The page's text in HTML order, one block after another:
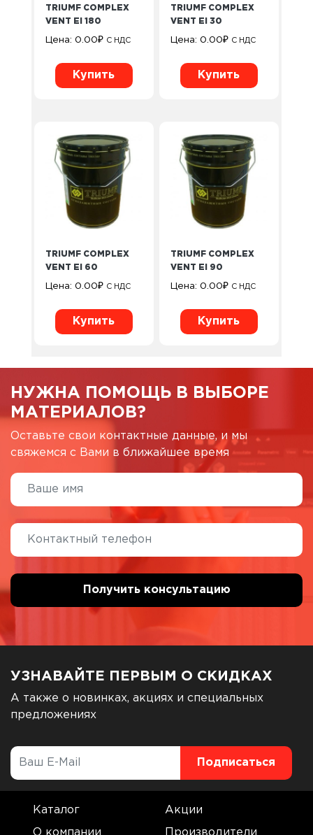
TRIUMF COMPLEX
VENT EI 180
Цена: 0.00₽ С НДС
Купить
TRIUMF COMPLEX
VENT EI 30
Цена: 0.00₽ С НДС
Купить
TRIUMF COMPLEX
VENT EI 60
Цена: 0.00₽ С НДС
Купить
TRIUMF COMPLEX
VENT EI 90
Цена: 0.00₽ С НДС
Купить
НУЖНА ПОМОЩЬ В ВЫБОРЕ
МАТЕРИАЛОВ?
Оставьте свои контактные данные, и мы
свяжемся с Вами в ближайшее время
УЗНАВАЙТЕ ПЕРВЫМ О СКИДКАХ
А также о новинках, акциях и специальных
предложениях
Каталог Акции
О компании Производители